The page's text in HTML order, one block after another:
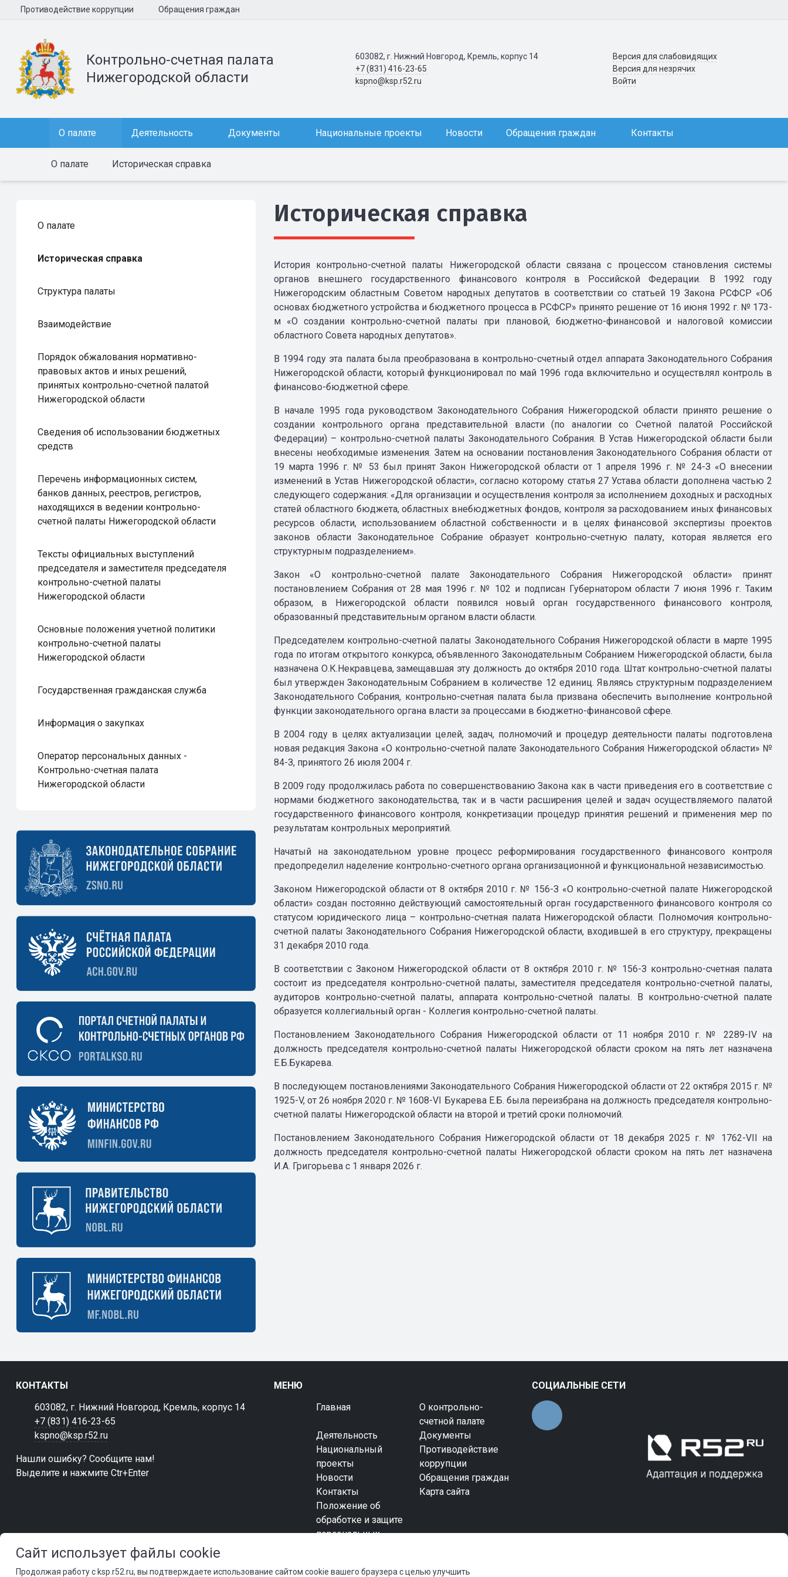
Противодействие коррупции Обращения граждан
Контрольно-счетная палата
Нижегородской области
603082, г. Нижний Новгород, Кремль, корпус 14
+7 (831) 416-23-65
kspno@ksp.r52.ru
Версия для слабовидящих
Версия для незрячих
Войти
О палате Деятельность Документы Национальные проекты Новости Обращения граждан Контакты
О палате Историческая справка
О палате
Историческая справка
Структура палаты
Взаимодействие
Порядок обжалования нормативно-
правовых актов и иных решений,
принятых контрольно-счетной палатой
Нижегородской области
Сведения об использовании бюджетных
средств
Перечень информационных систем,
банков данных, реестров, регистров,
находящихся в ведении контрольно-
счетной палаты Нижегородской области
Тексты официальных выступлений
председателя и заместителя председателя
контрольно-счетной палаты
Нижегородской области
Основные положения учетной политики
контрольно-счетной палаты
Нижегородской области
Государственная гражданская служба
Информация о закупках
Оператор персональных данных -
Контрольно-счетная палата
Нижегородской области
Историческая справка
Иcтория контрольно-счетной палаты Нижегородской области связана с процессом становления системы
органов внешнего государственного финансового контроля в Российской Федерации. В 1992 году
Нижегородским областным Советом народных депутатов в соответствии со статьей 19 Закона РСФСР «Об
основах бюджетного устройства и бюджетного процесса в РСФСР» принято решение от 16 июня 1992 г. № 173-
м «О создании контрольно-счетной палаты при плановой, бюджетно-финансовой и налоговой комиссии
областного Совета народных депутатов».
В 1994 году эта палата была преобразована в контрольно-счетный отдел аппарата Законодательного Собрания
Нижегородской области, который функционировал по май 1996 года включительно и осуществлял контроль в
финансово-бюджетной сфере.
В начале 1995 года руководством Законодательного Собрания Нижегородской области принято решение о
создании контрольного органа представительной власти (по аналогии со Счетной палатой Российской
Федерации) – контрольно-счетной палаты Законодательного Собрания. В Устав Нижегородской области были
внесены необходимые изменения. Затем на основании постановления Законодательного Собрания области от
19 марта 1996 г. № 53 был принят Закон Нижегородской области от 1 апреля 1996 г. № 24-З «О внесении
изменений в Устав Нижегородской области», согласно которому статья 27 Устава области дополнена частью 2
следующего содержания: «Для организации и осуществления контроля за исполнением доходных и расходных
статей областного бюджета, областных внебюджетных фондов, контроля за расходованием иных финансовых
ресурсов области, использованием областной собственности и в целях финансовой экспертизы проектов
законов области Законодательное Собрание образует контрольно-счетную палату, которая является его
структурным подразделением».
Закон «О контрольно-счетной палате Законодательного Собрания Нижегородской области» принят
постановлением Собрания от 28 мая 1996 г. № 102 и подписан Губернатором области 7 июня 1996 г. Таким
образом, в Нижегородской области появился новый орган государственного финансового контроля,
образованный представительным органом власти области.
Председателем контрольно-счетной палаты Законодательного Собрания Нижегородской области в марте 1995
года по итогам открытого конкурса, объявленного Законодательным Собранием Нижегородской области, была
назначена О.К.Некравцева, замещавшая эту должность до октября 2010 года. Штат контрольно-счетной палаты
был утвержден Законодательным Собранием в количестве 12 единиц. Являясь структурным подразделением
Законодательного Собрания, контрольно-счетная палата была призвана обеспечить выполнение контрольной
функции законодательного органа власти за процессами в бюджетно-финансовой сфере.
В 2004 году в целях актуализации целей, задач, полномочий и процедур деятельности палаты подготовлена
новая редакция Закона «О контрольно-счетной палате Законодательного Собрания Нижегородской области» №
84-З, принятого 26 июля 2004 г.
В 2009 году продолжилась работа по совершенствованию Закона как в части приведения его в соответствие с
нормами бюджетного законодательства, так и в части расширения целей и задач осуществляемого палатой
государственного финансового контроля, конкретизации процедур принятия решений и применения мер по
результатам контрольных мероприятий.
Начатый на законодательном уровне процесс реформирования государственного финансового контроля
предопределил наделение контрольно-счетного органа организационной и функциональной независимостью.
Законом Нижегородской области от 8 октября 2010 г. № 156-З «О контрольно-счетной палате Нижегородской
области» создан постоянно действующий самостоятельный орган государственного финансового контроля со
статусом юридического лица – контрольно-счетная палата Нижегородской области. Полномочия контрольно-
счетной палаты Законодательного Собрания Нижегородской области, входившей в его структуру, прекращены
31 декабря 2010 года.
В соответствии с Законом Нижегородской области от 8 октября 2010 г. № 156-З контрольно-счетная палата
состоит из председателя контрольно-счетной палаты, заместителя председателя контрольно-счетной палаты,
аудиторов контрольно-счетной палаты, аппарата контрольно-счетной палаты. В контрольно-счетной палате
образуется коллегиальный орган - Коллегия контрольно-счетной палаты.
Постановлением Законодательного Собрания Нижегородской области от 11 ноября 2010 г. № 2289-IV на
должность председателя контрольно-счетной палаты Нижегородской области сроком на пять лет назначена
Е.Б.Букарева.
В последующем постановлениями Законодательного Собрания Нижегородской области от 22 октября 2015 г. №
1925-V, от 26 ноября 2020 г. № 1608-VI Букарева Е.Б. была переизбрана на должность председателя контрольно-
счетной палаты Нижегородской области на второй и третий сроки полномочий.
Постановлением Законодательного Собрания Нижегородской области от 18 декабря 2025 г. № 1762-VII на
должность председателя контрольно-счетной палаты Нижегородской области сроком на пять лет назначена
И.А. Григорьева с 1 января 2026 г.
КОНТАКТЫ
603082, г. Нижний Новгород, Кремль, корпус 14
+7 (831) 416-23-65
kspno@ksp.r52.ru
Нашли ошибку? Сообщите нам!
Выделите и нажмите Ctr+Enter
МЕНЮ
Главная
О контрольно-
счетной палате
Деятельность
Документы
Национальный
проекты
Противодействие
коррупции
Новости
Обращения граждан
Контакты
Карта сайта
Положение об
обработке и защите
персональных
СОЦИАЛЬНЫЕ СЕТИ
Сайт использует файлы cookie
Продолжая работу с ksp.r52.ru, вы подтверждаете использование сайтом cookie вашего браузера с целью улучшить